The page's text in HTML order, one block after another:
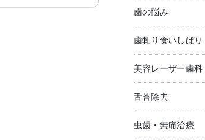
歯の悩み
歯軋り食いしばり
美容レーザー歯科
舌苔除去
虫歯・無痛治療